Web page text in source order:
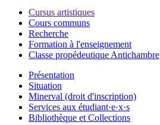
Cursus artistiques
Cours communs
Recherche
Formation à l'enseignement
Classe propédeutique Antichambre
Présentation
Situation
Minerval (droit d'inscription)
Services aux étudiant·e·x·s
Bibliothèque et Collections